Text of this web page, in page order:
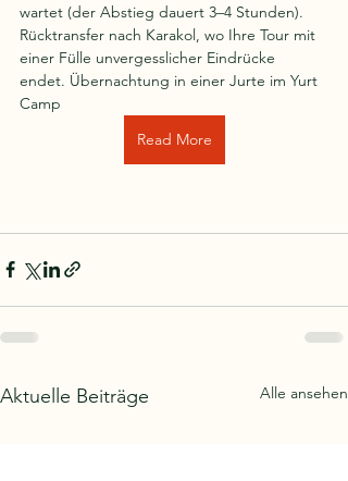
wartet (der Abstieg dauert 3–4 Stunden).
Rücktransfer nach Karakol, wo Ihre Tour mit
einer Fülle unvergesslicher Eindrücke
endet. Übernachtung in einer Jurte im Yurt
Camp
Read More
Aktuelle Beiträge Alle ansehen